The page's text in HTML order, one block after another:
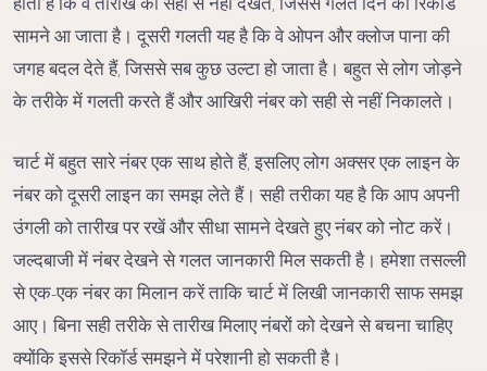
सामने आ जाता है। दूसरी गलती यह है कि वे ओपन और क्लोज पाना की
जगह बदल देते हैं, जिससे सब कुछ उल्टा हो जाता है। बहुत से लोग जोड़ने
के तरीके में गलती करते हैं और आखिरी नंबर को सही से नहीं निकालते।
चार्ट में बहुत सारे नंबर एक साथ होते हैं, इसलिए लोग अक्सर एक लाइन के
नंबर को दूसरी लाइन का समझ लेते हैं। सही तरीका यह है कि आप अपनी
उंगली को तारीख पर रखें और सीधा सामने देखते हुए नंबर को नोट करें।
जल्दबाजी में नंबर देखने से गलत जानकारी मिल सकती है। हमेशा तसल्ली
से एक-एक नंबर का मिलान करें ताकि चार्ट में लिखी जानकारी साफ समझ
आए। बिना सही तरीके से तारीख मिलाए नंबरों को देखने से बचना चाहिए
क्योंकि इससे रिकॉर्ड समझने में परेशानी हो सकती है।